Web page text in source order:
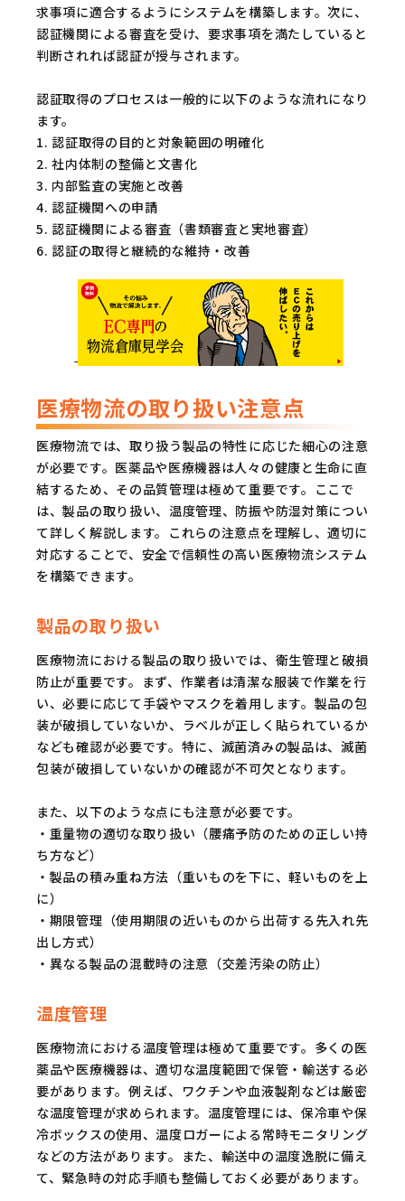
求事項に適合するようにシステムを構築します。次に、
認証機関による審査を受け、要求事項を満たしていると
判断されれば認証が授与されます。
認証取得のプロセスは一般的に以下のような流れになり
ます。
1. 認証取得の目的と対象範囲の明確化
2. 社内体制の整備と文書化
3. 内部監査の実施と改善
4. 認証機関への申請
5. 認証機関による審査（書類審査と実地審査）
6. 認証の取得と継続的な維持・改善
医療物流の取り扱い注意点
医療物流では、取り扱う製品の特性に応じた細心の注意
が必要です。医薬品や医療機器は人々の健康と生命に直
結するため、その品質管理は極めて重要です。ここで
は、製品の取り扱い、温度管理、防振や防湿対策につい
て詳しく解説します。これらの注意点を理解し、適切に
対応することで、安全で信頼性の高い医療物流システム
を構築できます。
製品の取り扱い
医療物流における製品の取り扱いでは、衛生管理と破損
防止が重要です。まず、作業者は清潔な服装で作業を行
い、必要に応じて手袋やマスクを着用します。製品の包
装が破損していないか、ラベルが正しく貼られているか
なども確認が必要です。特に、滅菌済みの製品は、滅菌
包装が破損していないかの確認が不可欠となります。
また、以下のような点にも注意が必要です。
・重量物の適切な取り扱い（腰痛予防のための正しい持
ち方など）
・製品の積み重ね方法（重いものを下に、軽いものを上
に）
・期限管理（使用期限の近いものから出荷する先入れ先
出し方式）
・異なる製品の混載時の注意（交差汚染の防止）
温度管理
医療物流における温度管理は極めて重要です。多くの医
薬品や医療機器は、適切な温度範囲で保管・輸送する必
要があります。例えば、ワクチンや血液製剤などは厳密
な温度管理が求められます。温度管理には、保冷車や保
冷ボックスの使用、温度ロガーによる常時モニタリング
などの方法があります。また、輸送中の温度逸脱に備え
て、緊急時の対応手順も整備しておく必要があります。